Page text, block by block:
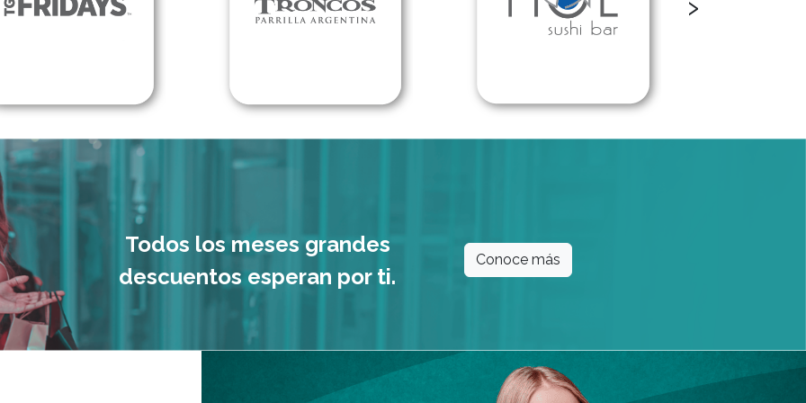
Todos los meses grandes
descuentos esperan por ti.
Conoce más